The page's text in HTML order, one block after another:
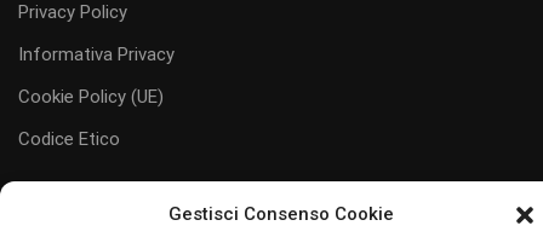
Gestisci Consenso Cookie
Privacy Policy
Informativa Privacy
Cookie Policy (UE)
Codice Etico